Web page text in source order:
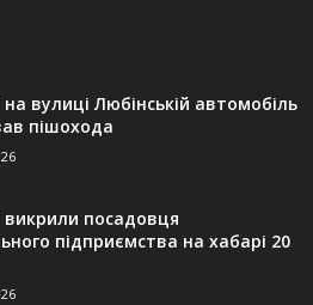
вулиці Любінській автомобіль
пішохода
викрили посадовця
підприємства на хабарі 20